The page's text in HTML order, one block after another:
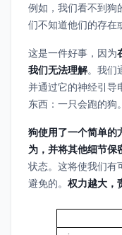
例如，我们看不到狗
们不知道他们的存在
这是一件好事，因为
我们无法理解。我们
并通过它的神经引导
东西：一只会跑的狗。
狗使用了一个简单的
为，并将其他细节保
状态。这将使我们有
避免的。 权力越大，